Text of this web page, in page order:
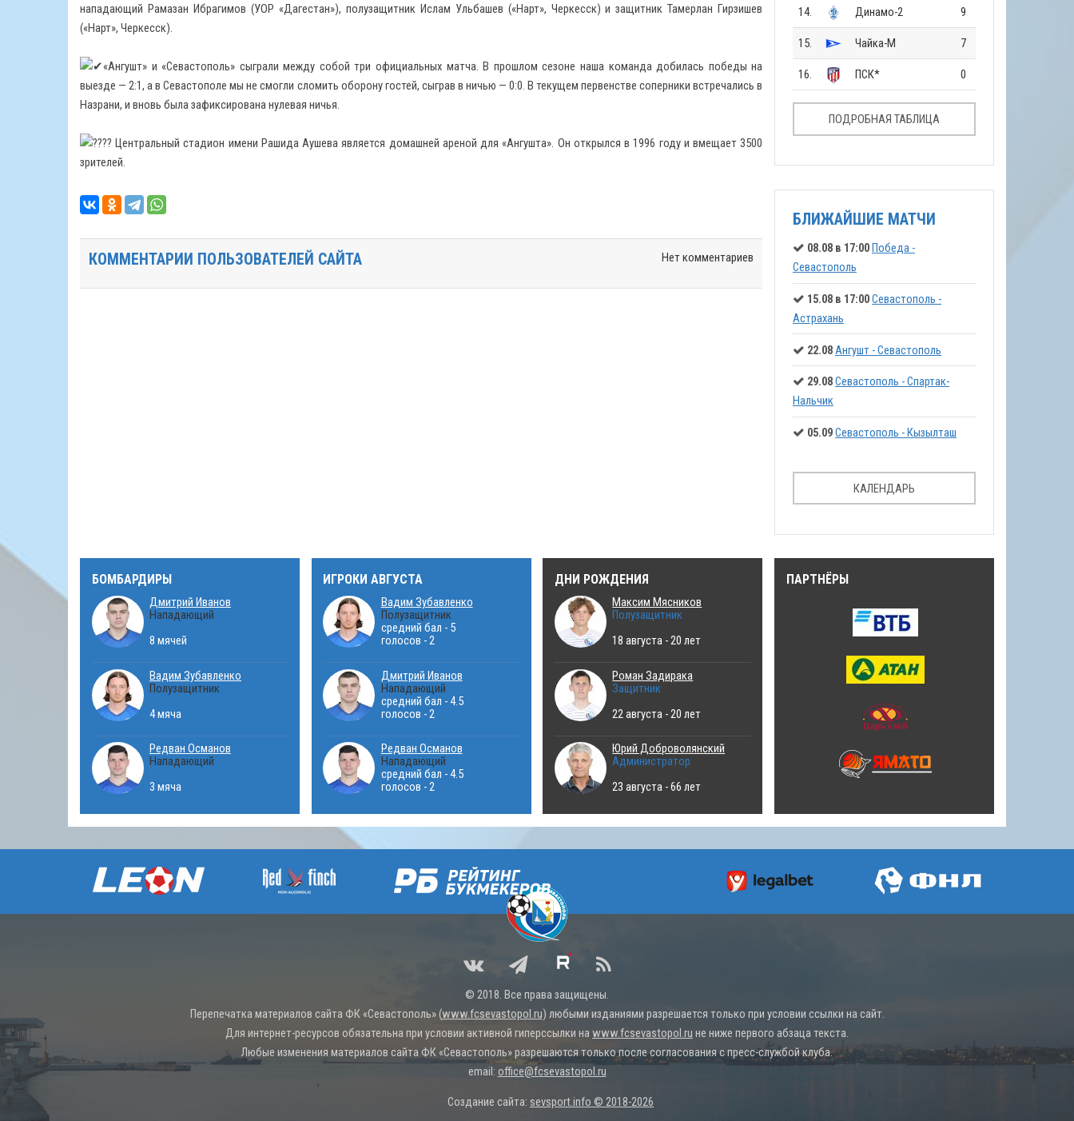
нападающий Рамазан Ибрагимов (УОР «Дагестан»), полузащитник Ислам Ульбашев («Нарт», Черкесск) и защитник Тамерлан Гирзишев
(«Нарт», Черкесск).
«Ангушт» и «Севастополь» сыграли между собой три официальных матча. В прошлом сезоне наша команда добилась победы на
выезде — 2:1, а в Севастополе мы не смогли сломить оборону гостей, сыграв в ничью — 0:0. В текущем первенстве соперники встречались в
Назрани, и вновь была зафиксирована нулевая ничья.
Центральный стадион имени Рашида Аушева является домашней ареной для «Ангушта». Он открылся в 1996 году и вмещает 3500
зрителей.
Нет комментариев
КОММЕНТАРИИ ПОЛЬЗОВАТЕЛЕЙ САЙТА
14. Динамо-2 9
15. Чайка-М 7
16. ПСК* 0
ПОДРОБНАЯ ТАБЛИЦА
БЛИЖАЙШИЕ МАТЧИ
08.08 в 17:00 Победа -
Севастополь
15.08 в 17:00Севастополь -
Астрахань
22.08Ангушт - Севастополь
29.08Севастополь - Спартак-
Нальчик
05.09Севастополь - Кызылташ
КАЛЕНДАРЬ
БОМБАРДИРЫ
Дмитрий Иванов
Нападающий
8 мячей
Вадим Зубавленко
Полузащитник
4 мяча
Редван Османов
Нападающий
3 мяча
ИГРОКИ АВГУСТА
Вадим Зубавленко
Полузащитник
средний бал - 5
голосов - 2
Дмитрий Иванов
Нападающий
средний бал - 4.5
голосов - 2
Редван Османов
Нападающий
средний бал - 4.5
голосов - 2
ДНИ РОЖДЕНИЯ
Максим Мясников
Полузащитник
18 августа - 20 лет
Роман Задирака
Защитник
22 августа - 20 лет
Юрий Доброволянский
Администратор
23 августа - 66 лет
ПАРТНЁРЫ
© 2018. Все права защищены.
Перепечатка материалов сайта ФК «Севастополь» (www.fcsevastopol.ru) любыми изданиями разрешается только при условии ссылки на сайт.
Для интернет-ресурсов обязательна при условии активной гиперссылки на www.fcsevastopol.ru не ниже первого абзаца текста.
Любые изменения материалов сайта ФК «Севастополь» разрешаются только после согласования с пресс-службой клуба.
email: office@fcsevastopol.ru
Создание сайта: sevsport.info © 2018-2026